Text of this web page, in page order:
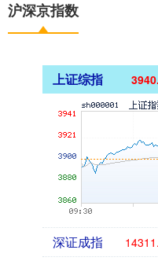
沪深京指数
上证综指
深证成指